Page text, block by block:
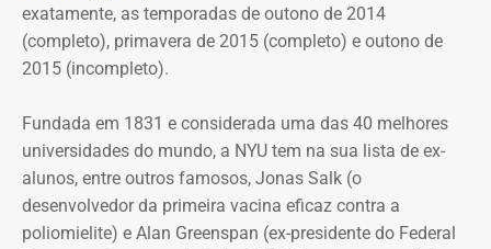
exatamente, as temporadas de outono de 2014
(completo), primavera de 2015 (completo) e outono de
2015 (incompleto).
Fundada em 1831 e considerada uma das 40 melhores
universidades do mundo, a NYU tem na sua lista de ex-
alunos, entre outros famosos, Jonas Salk (o
desenvolvedor da primeira vacina eficaz contra a
poliomielite) e Alan Greenspan (ex-presidente do Federal